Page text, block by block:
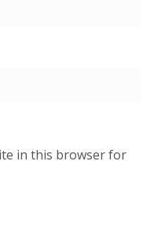
in this browser for